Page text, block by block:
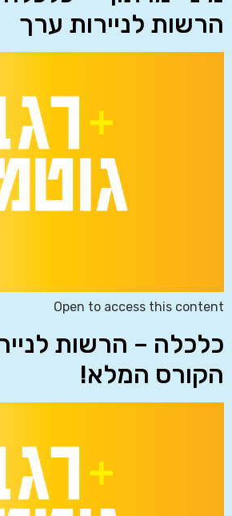
הרשות לניירות ערך
Open to access this content
כלכלה – הרשות
הקורס המלא!